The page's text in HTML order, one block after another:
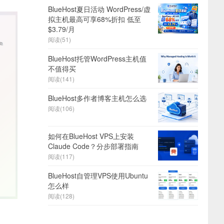
BlueHost夏日活动 WordPress/虚
拟主机最高可享68%折扣 低至
$3.79/月
阅读(51)
BlueHost托管WordPress主机值
不值得买
阅读(141)
BlueHost多作者博客主机怎么选
阅读(106)
如何在BlueHost VPS上安装
Claude Code？分步部署指南
阅读(117)
BlueHost自管理VPS使用Ubuntu
怎么样
阅读(128)